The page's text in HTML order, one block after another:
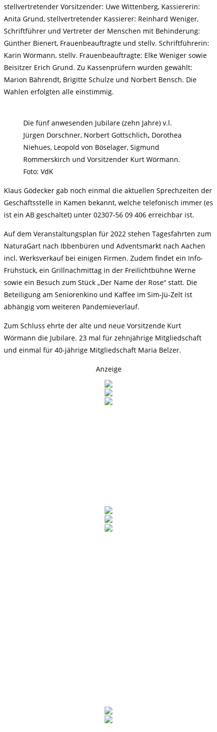
stellvertretender Vorsitzender: Uwe Wittenberg, Kassiererin:
Anita Grund, stellvertretender Kassierer: Reinhard Weniger,
Schriftführer und Vertreter der Menschen mit Behinderung:
Günther Bienert, Frauenbeauftragte und stellv. Schriftführerin:
Karin Wörmann, stellv. Frauenbeauftragte: Elke Weniger sowie
Beisitzer Erich Grund. Zu Kassenprüfern wurden gewählt:
Marion Bährendt, Brigitte Schulze und Norbert Bensch. Die
Wahlen erfolgten alle einstimmig.
Die fünf anwesenden Jubilare (zehn Jahre) v.l.
Jürgen Dorschner, Norbert Gottschlich, Dorothea
Niehues, Leopold von Böselager, Sigmund
Rommerskirch und Vorsitzender Kurt Wörmann.
Foto: VdK
Klaus Gödecker gab noch einmal die aktuellen Sprechzeiten der
Geschäftsstelle in Kamen bekannt, welche telefonisch immer (es
ist ein AB geschaltet) unter 02307-56 09 406 erreichbar ist.
Auf dem Veranstaltungsplan für 2022 stehen Tagesfahrten zum
NaturaGart nach Ibbenbüren und Adventsmarkt nach Aachen
incl. Werksverkauf bei einigen Firmen. Zudem findet ein Info-
Frühstück, ein Grillnachmittag in der Freilichtbühne Werne
sowie ein Besuch zum Stück „Der Name der Rose“ statt. Die
Beteiligung am Seniorenkino und Kaffee im Sim-Jü-Zelt ist
abhängig vom weiteren Pandemieverlauf.
Zum Schluss ehrte der alte und neue Vorsitzende Kurt
Wörmann die Jubilare. 23 mal für zehnjährige Mitgliedschaft
und einmal für 40-jährige Mitgliedschaft Maria Belzer.
Anzeige